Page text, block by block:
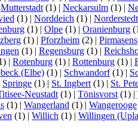
Mutterstadt (1) | Neckarsulm (1) |
(1) | Norddeich (1) | Norderstedt
(1) | Olpe (1) | Oranienburg
(1) | Pforzheim (2) | Pirmasens
(1) | Regensburg (1) |
| Rotenburg (1) | Rottenburg (1) |
(Elbe) (1) | Schwandorf(1) |
Springe (1) | St. Ingbert (1) | St.
Neustadt (1) | Tönisvorst (1) |
(1) | Wangerland (1) | Wangerooge
(1) | Willich (1) | Willingen